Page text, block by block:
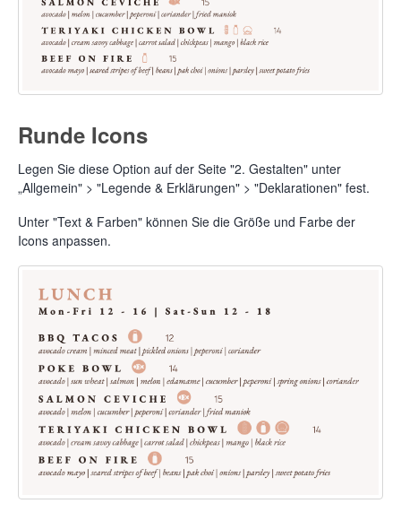
Runde Icons
Legen Sie diese Option auf der Seite "2. Gestalten" unter
„Allgemein" > "Legende & Erklärungen" > "Deklarationen" fest.
Unter "Text & Farben" können Sie die Größe und Farbe der
Icons anpassen.